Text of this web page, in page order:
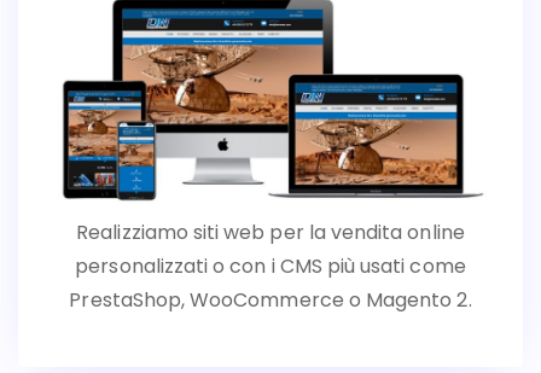
Realizziamo siti web per la vendita online
personalizzati o con i CMS più usati come
PrestaShop, WooCommerce o Magento 2.